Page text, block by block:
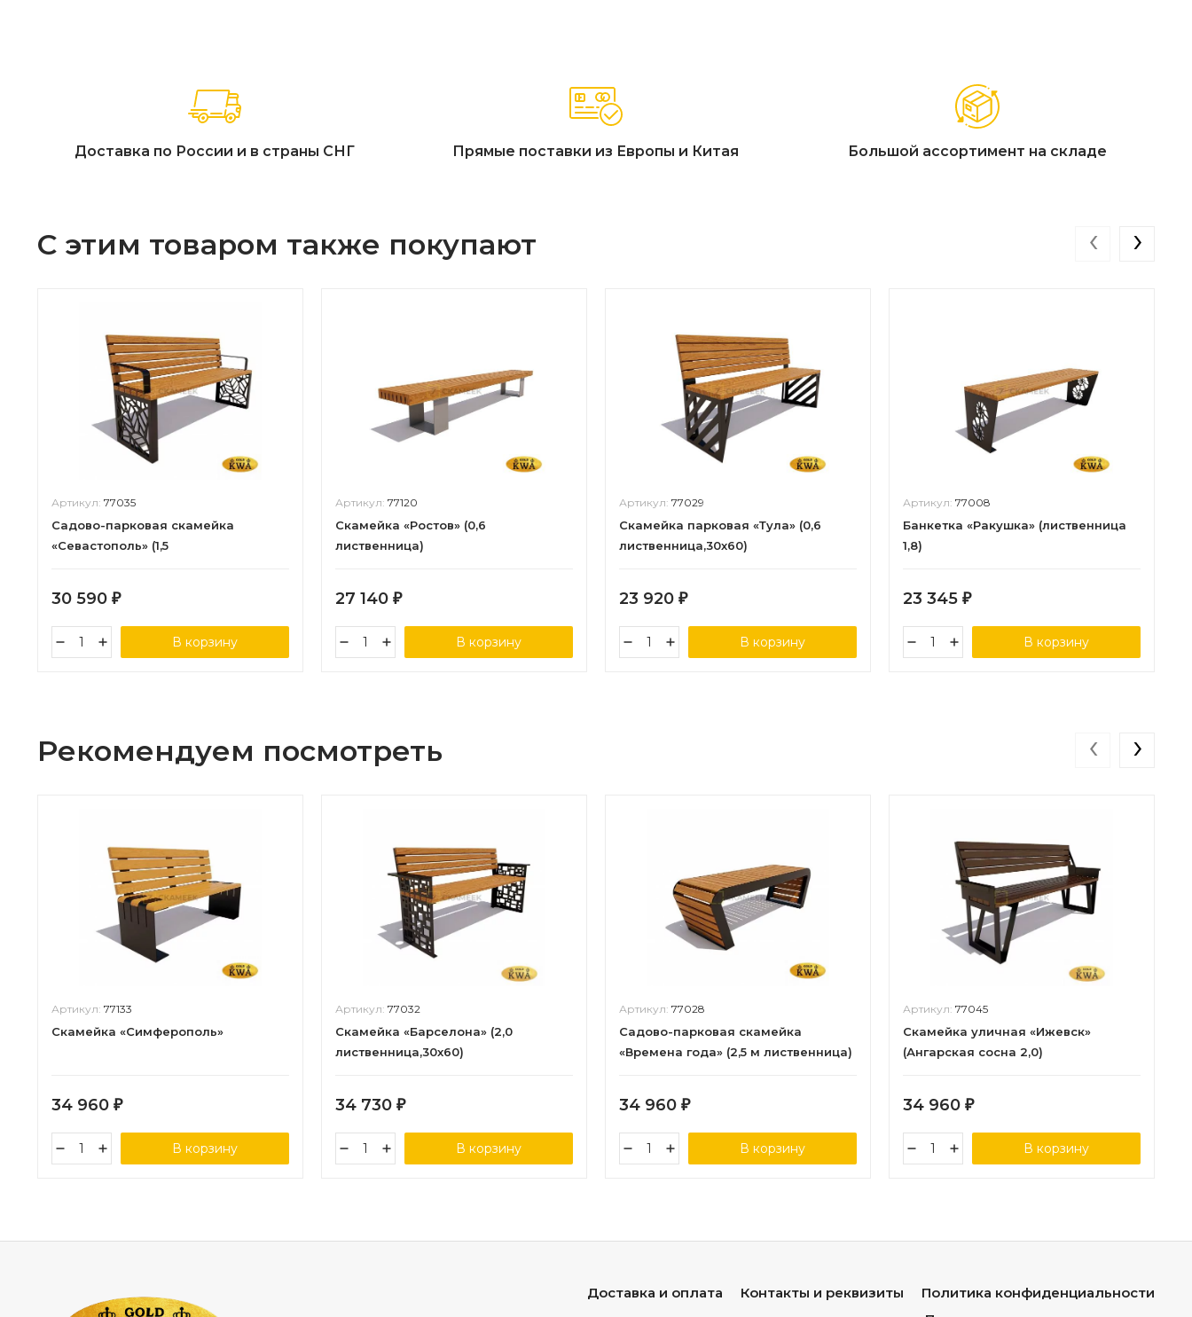
Доставка по России и в страны СНГ Прямые поставки из Европы и Китая Большой ассортимент на складе
С этим товаром также покупают
Артикул: 77035
Садово-парковая скамейка
«Севастополь» (1,5
30 590 ₽
В корзину
Артикул: 77120
Скамейка «Ростов» (0,6
лиственница)
27 140 ₽
В корзину
Артикул: 77029
Скамейка парковая «Тула» (0,6
лиственница,30х60)
23 920 ₽
В корзину
Артикул: 77008
Банкетка «Ракушка» (лиственница
1,8)
23 345 ₽
В корзину
‹ ›
Рекомендуем посмотреть
Артикул: 77133
Скамейка «Симферополь»
34 960 ₽
В корзину
Артикул: 77032
Скамейка «Барселона» (2,0
лиственница,30х60)
34 730 ₽
В корзину
Артикул: 77028
Садово-парковая скамейка
«Времена года» (2,5 м лиственница)
34 960 ₽
В корзину
Артикул: 77045
Скамейка уличная «Ижевск»
(Ангарская сосна 2,0)
34 960 ₽
В корзину
‹ ›
Доставка и оплата Контакты и реквизиты
Политика конфиденциальности